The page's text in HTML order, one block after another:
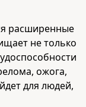
расширенные
не только
ожога,
для людей,